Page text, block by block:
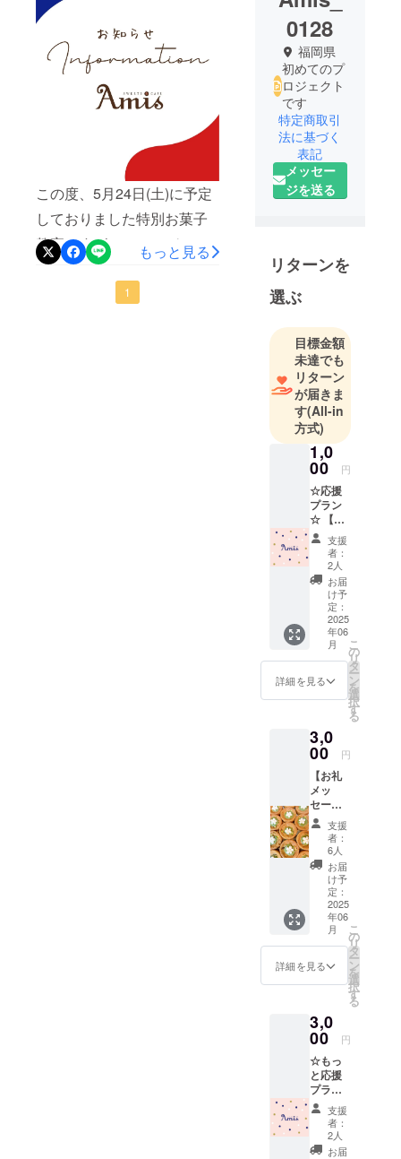
この度、5月24日(土)に予定
しておりました特別お菓子
教室ですがシェフのバティ
スト氏のやむおえない事情
により来日が出来なくなっ
もっと見る
1
0128
福岡県
初めてのプ
ロジェクト
です
特定商取引
法に基づく
表記
メッセー
ジを送る
リターンを
選ぶ
目標金額
未達でも
リターン
が届きま
す(All-in
方式)
1,0
00 円
︎☆応援
プラン︎
☆ 【お
礼の
メッ
セー
ジ】 リ
ターン
品不要
で応援
してく
ださる
方に感
謝の気
持ちを
礼の
メッ
セージ
をお送
りしま
す。
支援
者：
2人
お届
け予
定：
2025
年06
月
詳細を見る
こ
の
リ
タ
ー
ン
を
選
択
す
る
3,0
00 円
【お礼
メッ
セージ
＋クッ
キー
1000円
分】 を
提供し
ます。
感謝の
気持ち
を込め
てお礼
のメッ
セージ
e氏オリ
ジナル
のレシ
ピで作
るクッ
キーを
含めた
Amisの
焼き菓
子1000
支援
者：
6人
お届
け予
定：
2025
年06
月
詳細を見る
こ
の
リ
タ
ー
ン
を
選
択
す
る
3,0
00 円
☆もっ
と応援
プラン
☆ 【お
礼の
メッ
セー
支援
者：
2人
お届